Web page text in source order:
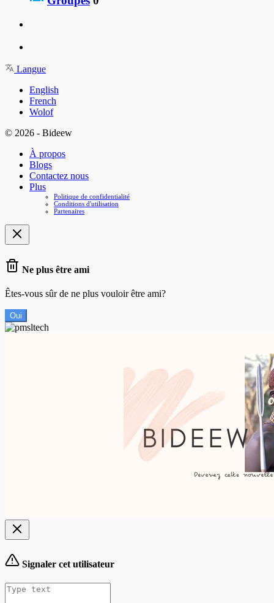
Langue
English
French
Wolof
© 2026 - Bideew
À propos
Blogs
Contactez nous
Plus
Politique de confidentialité
Conditions d'utilisation
Partenaires
Ne plus être ami
Êtes-vous sûr de ne plus vouloir être ami?
Oui
Signaler cet utilisateur